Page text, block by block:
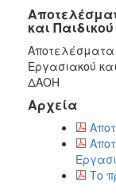
2022
2021
2020
2019
2018
2017
2016
και
Εργασιακού
ΔΑΟΗ
Αρχεία
Το